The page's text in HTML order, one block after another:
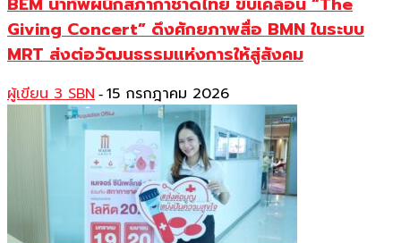
Giving Concert” ดึงศักยภาพสื่อ BMN ในระบบ
MRT ส่งต่อวัฒนธรรมแห่งการให้สู่สังคม
ผู้เขียน 3 SBN - 15 กรกฎาคม 2026